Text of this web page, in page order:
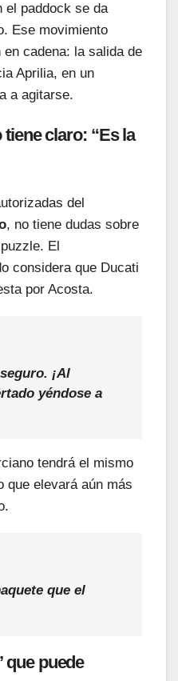
el paddock se da
Ese movimiento
cadena: la salida de
Aprilia, en un
a agitarse.
claro: “Es la
del
, no tiene dudas sobre
El
considera que Ducati
por Acosta.
¡Al
yéndose a
tendrá el mismo
que elevará aún más
que el
que puede